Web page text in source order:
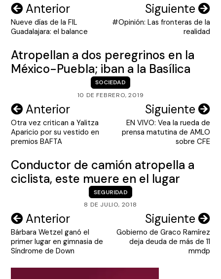
Navegación
de
Anterior
Nueve días de la FIL
Guadalajara: el balance
Siguiente
#Opinión: Las fronteras de la
realidad
Atropellan a dos peregrinos en la
México-Puebla; iban a la Basílica
SOCIEDAD
10 DE FEBRERO, 2019
Navegación
de
entradas
Anterior
Otra vez critican a Yalitza
Aparicio por su vestido en
premios BAFTA
Siguiente
EN VIVO: Vea la rueda de
prensa matutina de AMLO
sobre CFE
Conductor de camión atropella a
ciclista, este muere en el lugar
SEGURIDAD
8 DE JULIO, 2018
Navegación
de
entradas
Anterior
Bárbara Wetzel ganó el
primer lugar en gimnasia de
Síndrome de Down
Siguiente
Gobierno de Graco Ramírez
deja deuda de más de 11
mmdp